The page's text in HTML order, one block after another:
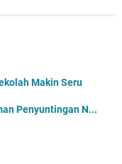
Makin Seru
Penyuntingan N...